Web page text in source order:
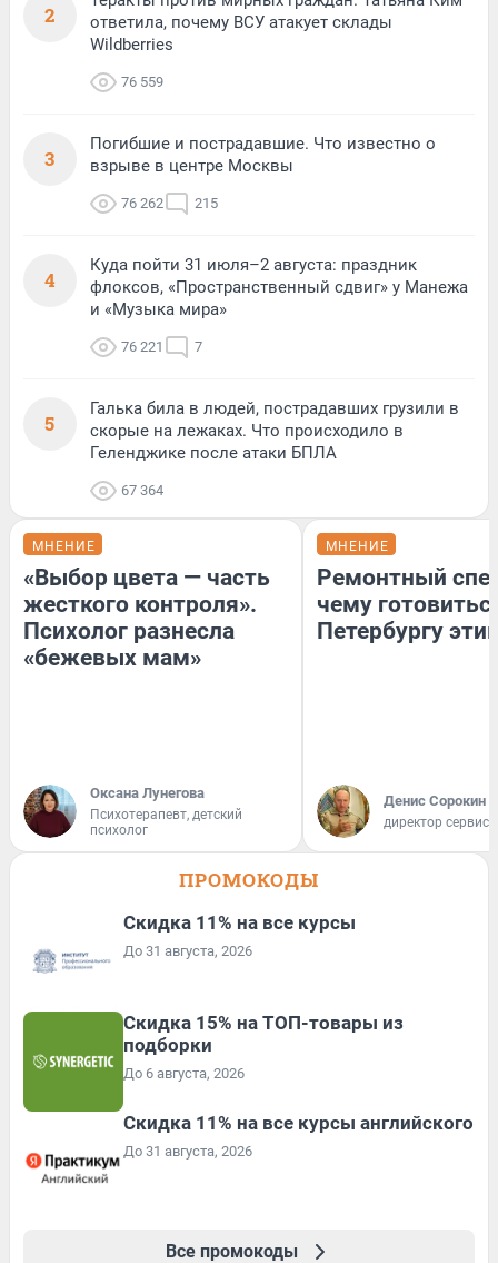
2
ответила, почему ВСУ атакует склады
Wildberries
76 559
3
Погибшие и пострадавшие. Что известно о
взрыве в центре Москвы
76 262 215
4
Куда пойти 31 июля–2 августа: праздник
флоксов, «Пространственный сдвиг» у Манежа
и «Музыка мира»
76 221 7
5
Галька била в людей, пострадавших грузили в
скорые на лежаках. Что происходило в
Геленджике после атаки БПЛА
67 364
МНЕНИЕ
«Выбор цвета — часть
жесткого контроля».
Психолог разнесла
«бежевых мам»
Оксана Лунегова
Психотерапевт, детский
психолог
МНЕНИЕ
Ремонтный
чему
Петербургу
Денис Сорокин
директор
ПРОМОКОДЫ
Скидка 11% на все курсы
До 31 августа, 2026
Скидка 15% на ТОП-товары из
подборки
До 6 августа, 2026
Скидка 11% на все курсы английского
До 31 августа, 2026
Все промокоды